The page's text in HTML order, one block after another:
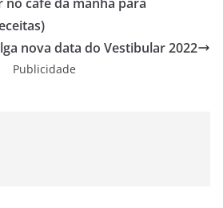
nova data do Vestibular 2022
Publicidade